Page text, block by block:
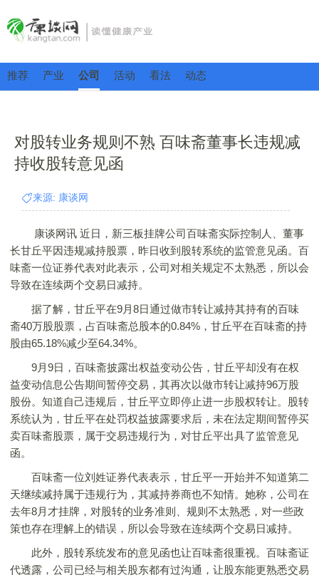
推荐 产业 公司 活动 看法 动态
对股转业务规则不熟 百味斋董事长违规减
持收股转意见函
来源: 康谈网
康谈网讯 近日，新三板挂牌公司百味斋实际控制人、董事
长甘丘平因违规减持股票，昨日收到股转系统的监管意见函。百
味斋一位证券代表对此表示，公司对相关规定不太熟悉，所以会
导致在连续两个交易日减持。
据了解，甘丘平在9月8日通过做市转让减持其持有的百味
斋40万股股票，占百味斋总股本的0.84%，甘丘平在百味斋的持
股由65.18%减少至64.34%。
9月9日，百味斋披露出权益变动公告，甘丘平却没有在权
益变动信息公告期间暂停交易，其再次以做市转让减持96万股
股份。知道自己违规后，甘丘平立即停止进一步股权转让。股转
系统认为，甘丘平在处罚权益披露要求后，未在法定期间暂停买
卖百味斋股票，属于交易违规行为，对甘丘平出具了监管意见
函。
百味斋一位刘姓证券代表表示，甘丘平一开始并不知道第二
天继续减持属于违规行为，其减持券商也不知情。她称，公司在
去年8月才挂牌，对股转的业务准则、规则不太熟悉，对一些政
策也存在理解上的错误，所以会导致在连续两个交易日减持。
此外，股转系统发布的意见函也让百味斋很重视。百味斋证
代透露，公司已经与相关股东都有过沟通，让股东能更熟悉交易